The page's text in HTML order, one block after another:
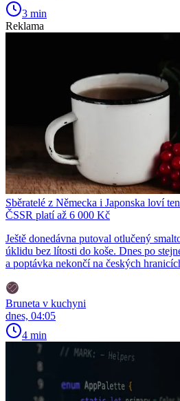
3 min
Reklama
Sběratelé z Německa i Japonska loví
ČSSR platí až 6 000 Kč
Ještě donedávna putoval otlučený
úklidu bez lítosti do koše. Dnes po
a poptávka nekončí na českých
Bruneta v kuchyni
dnes, 04:05
4 min